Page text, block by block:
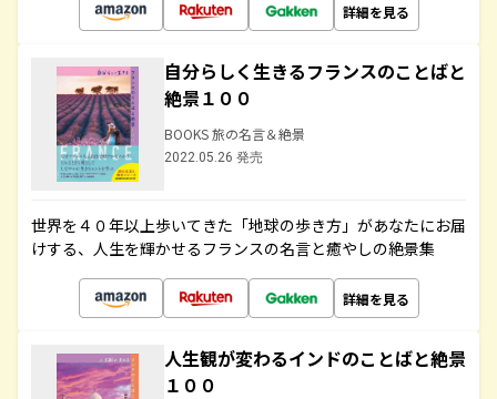
詳細を見る
自分らしく生きるフランスのことばと
絶景１００
BOOKS 旅の名言＆絶景
2022.05.26 発売
世界を４０年以上歩いてきた「地球の歩き方」があなたにお届
けする、人生を輝かせるフランスの名言と癒やしの絶景集
詳細を見る
人生観が変わるインドのことばと絶景
１００